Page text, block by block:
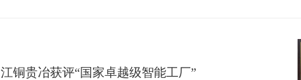
江铜贵冶获评“国家卓越级智能工厂”